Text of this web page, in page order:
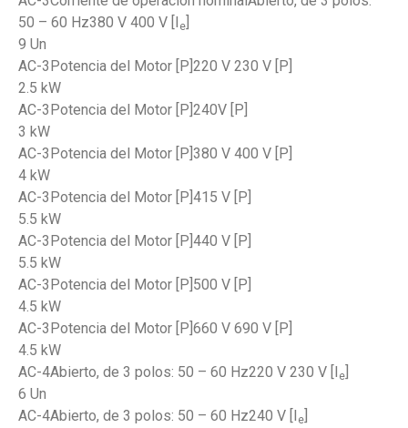
50 – 60 Hz380 V 400 V [I
e
9 Un
AC-3Potencia del Motor [P]220 V 230 V [P]
2.5 kW
AC-3Potencia del Motor [P]240V [P]
3 kW
AC-3Potencia del Motor [P]380 V 400 V [P]
4 kW
AC-3Potencia del Motor [P]415 V [P]
5.5 kW
AC-3Potencia del Motor [P]440 V [P]
5.5 kW
AC-3Potencia del Motor [P]500 V [P]
4.5 kW
AC-3Potencia del Motor [P]660 V 690 V [P]
4.5 kW
AC-4Abierto, de 3 polos: 50 – 60 Hz220 V 230 V [I
e
6 Un
AC-4Abierto, de 3 polos: 50 – 60 Hz240 V [I
e